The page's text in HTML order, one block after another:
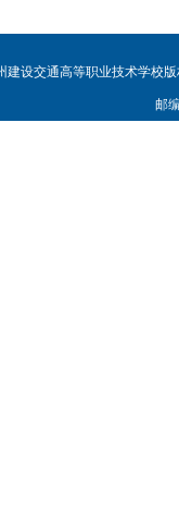
建设交通高等职业技术学校
邮